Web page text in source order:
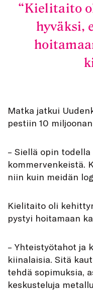
Kielitaito
hyväksi,
Matka jatkui
pestiin 10
– Siellä opin
kommervenkeistä.
niin kuin meidän
Kielitaito oli
pystyi hoitamaan
– Yhteistyötahot ja
kiinalaisia. Sitä
tehdä sopimuksia,
keskusteluja